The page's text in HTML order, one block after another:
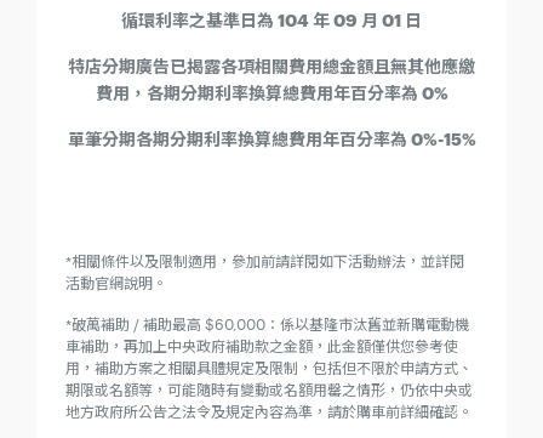
循環利率之基準日為 104 年 09 月 01 日
特店分期廣告已揭露各項相關費用總金額且無其他應繳
費用，各期分期利率換算總費用年百分率為 0%
單筆分期各期分期利率換算總費用年百分率為 0%-15%
*相關條件以及限制適用，參加前請詳閱如下活動辦法，並詳閱
活動官網說明。
*破萬補助 / 補助最高 $60,000：係以基隆市汰舊並新購電動機
車補助，再加上中央政府補助款之金額，此金額僅供您參考使
用，補助方案之相關具體規定及限制，包括但不限於申請方式、
期限或名額等，可能隨時有變動或名額用罄之情形，仍依中央或
地方政府所公告之法令及規定內容為準，請於購車前詳細確認。